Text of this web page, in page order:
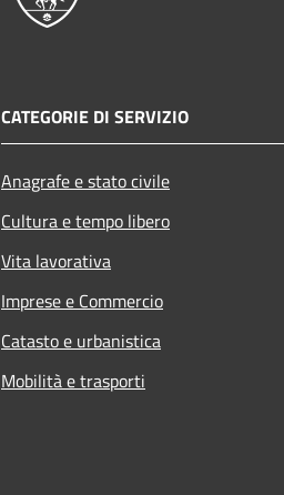
CATEGORIE DI SERVIZIO
Anagrafe e stato civile
Cultura e tempo libero
Vita lavorativa
Imprese e Commercio
Catasto e urbanistica
Mobilità e trasporti